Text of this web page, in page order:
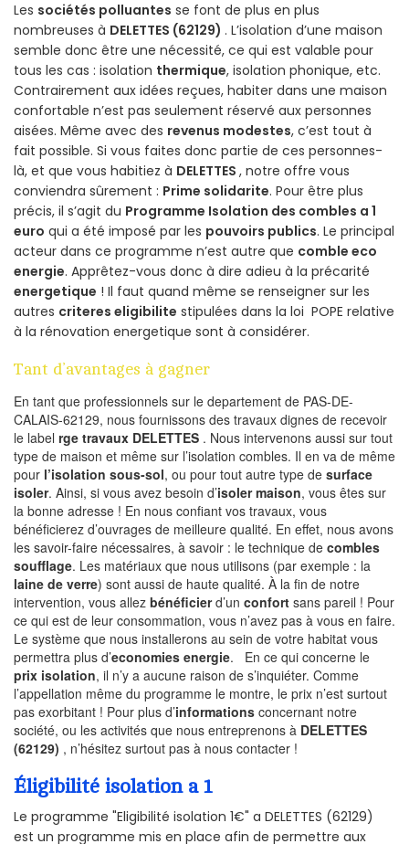
Les sociétés polluantes se font de plus en plus
nombreuses à DELETTES (62129) . L’isolation d’une maison
semble donc être une nécessité, ce qui est valable pour
tous les cas : isolation thermique, isolation phonique, etc.
Contrairement aux idées reçues, habiter dans une maison
confortable n’est pas seulement réservé aux personnes
aisées. Même avec des revenus modestes, c’est tout à
fait possible. Si vous faites donc partie de ces personnes-
là, et que vous habitiez à DELETTES , notre offre vous
conviendra sûrement : Prime solidarite. Pour être plus
précis, il s’agit du Programme Isolation des combles a 1
euro qui a été imposé par les pouvoirs publics. Le principal
acteur dans ce programme n’est autre que comble eco
energie. Apprêtez-vous donc à dire adieu à la précarité
energetique ! Il faut quand même se renseigner sur les
autres criteres eligibilite stipulées dans la loi POPE relative
à la rénovation energetique sont à considérer.
Tant d’avantages à gagner
En tant que professionnels sur le departement de PAS-DE-
CALAIS-62129, nous fournissons des travaux dignes de recevoir
le label rge travaux DELETTES . Nous intervenons aussi sur tout
type de maison et même sur l’isolation combles. Il en va de même
pour l’isolation sous-sol, ou pour tout autre type de surface
isoler. Ainsi, si vous avez besoin d’isoler maison, vous êtes sur
la bonne adresse ! En nous confiant vos travaux, vous
bénéficierez d’ouvrages de meilleure qualité. En effet, nous avons
les savoir-faire nécessaires, à savoir : le technique de combles
soufflage. Les matériaux que nous utilisons (par exemple : la
laine de verre) sont aussi de haute qualité. À la fin de notre
intervention, vous allez bénéficierd’un confort sans pareil ! Pour
ce qui est de leur consommation, vous n’avez pas à vous en faire.
Le système que nous installerons au sein de votre habitat vous
permettra plus d’economies energie. En ce qui concerne le
prix isolation, il n’y a aucune raison de s’inquiéter. Comme
l’appellation même du programme le montre, le prix n’est surtout
pas exorbitant ! Pour plus d’informations concernant notre
société, ou les activités que nous entreprenons à DELETTES
(62129) , n’hésitez surtout pas à nous contacter !
Éligibilité isolation a 1
Le programme "Eligibilité isolation 1€" a DELETTES (62129)
est un programme mis en place afin de permettre aux